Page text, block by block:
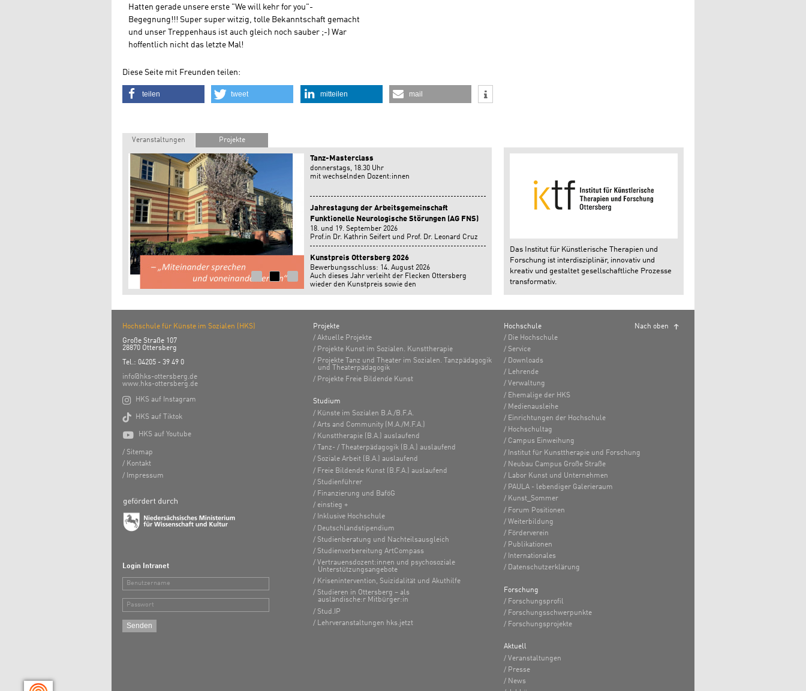
Hatten gerade unsere erste "We will kehr for you"-
Begegnung!!! Super super witzig, tolle Bekanntschaft gemacht
und unser Treppenhaus ist auch gleich noch sauber ;-) War
hoffentlich nicht das letzte Mal!
Diese Seite mit Freunden teilen:
teilen tweet mitteilen mail
Veranstaltungen Projekte
Tanz-Masterclass
donnerstags, 18.30 Uhr
mit wechselnden Dozent:innen
Jahrestagung der Arbeitsgemeinschaft
Funktionelle Neurologische Störungen (AG FNS)
18. und 19. September 2026
Prof.in Dr. Kathrin Seifert und Prof. Dr. Leonard Cruz
geben einen Workshop auf der Jahrestagung der
Arbeitsgemeinschaft Funktionelle Neurologische
Störungen in Bonn.
Kunstpreis Ottersberg 2026
Bewerbungsschluss: 14. August 2026
Auch dieses Jahr verleiht der Flecken Ottersberg
wieder den Kunstpreis sowie den
Das Institut für Künstlerische Therapien und
Forschung ist interdisziplinär, innovativ und
kreativ und gestaltet gesellschaftliche Prozesse
transformativ.
Hochschule für Künste im Sozialen (HKS)
Große Straße 107
28870 Ottersberg
Tel.: 04205 - 39 49 0
info@hks-ottersberg.de
www.hks-ottersberg.de
 HKS auf Instagram
 HKS auf Tiktok
 HKS auf Youtube
Sitemap
Kontakt
Impressum
Login Intranet
Benutzername
Passwort
Projekte
Aktuelle Projekte
Projekte Kunst im Sozialen. Kunsttherapie
Projekte Tanz und Theater im Sozialen. Tanzpädagogik
und Theaterpädagogik
Projekte Freie Bildende Kunst
Studium
Künste im Sozialen B.A./B.F.A.
Arts and Community (M.A./M.F.A.)
Kunsttherapie (B.A.) auslaufend
Tanz- / Theaterpädagogik (B.A.) auslaufend
Soziale Arbeit (B.A.) auslaufend
Freie Bildende Kunst (B.F.A.) auslaufend
Studienführer
Finanzierung und BaföG
einstieg +
Inklusive Hochschule
Deutschlandstipendium
Studienberatung und Nachteilsausgleich
Studienvorbereitung ArtCompass
Vertrauensdozent:innen und psychosoziale
Unterstützungsangebote
Krisenintervention, Suizidalität und Akuthilfe
Studieren in Ottersberg – als
ausländische:r Mitbürger:in
Stud.IP
Lehrveranstaltungen hks.jetzt
Hochschule
Die Hochschule
Service
Downloads
Lehrende
Verwaltung
Ehemalige der HKS
Medienausleihe
Einrichtungen der Hochschule
Hochschultag
Campus Einweihung
Institut für Kunsttherapie und Forschung
Neubau Campus Große Straße
Labor Kunst und Unternehmen
PAULA - lebendiger Galerieraum
Kunst_Sommer
Forum Positionen
Weiterbildung
Förderverein
Publikationen
Internationales
Datenschutzerklärung
Forschung
Forschungsprofil
Forschungsschwerpunkte
Forschungsprojekte
Aktuell
Veranstaltungen
Presse
News
Nach oben